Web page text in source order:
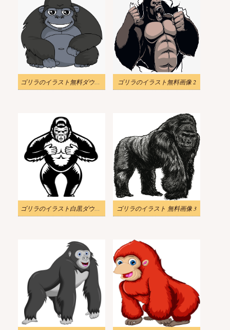
ゴリラのイラスト無料ダウンロード 2 ゴリラのイラスト無料画像 2
ゴリラのイラスト白黒ダウンロード ゴリラのイラスト 無料画像 3